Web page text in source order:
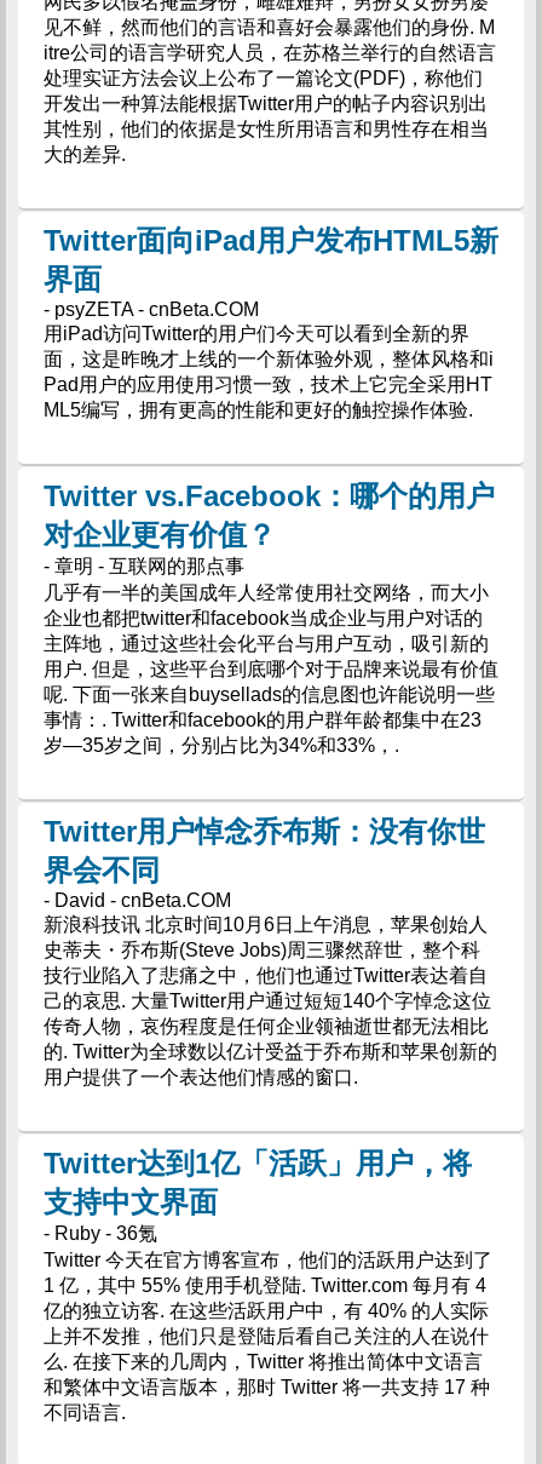
见不鲜，然而他们的言语和喜好会暴露他们的身份. M
itre公司的语言学研究人员，在苏格兰举行的自然语言
处理实证方法会议上公布了一篇论文(PDF)，称他们
开发出一种算法能根据Twitter用户的帖子内容识别出
其性别，他们的依据是女性所用语言和男性存在相当
大的差异.
Twitter面向iPad用户发布HTML5新
界面
- psyZETA - cnBeta.COM
用iPad访问Twitter的用户们今天可以看到全新的界
面，这是昨晚才上线的一个新体验外观，整体风格和i
Pad用户的应用使用习惯一致，技术上它完全采用HT
ML5编写，拥有更高的性能和更好的触控操作体验.
Twitter vs.Facebook：哪个的用户
对企业更有价值？
- 章明 - 互联网的那点事
几乎有一半的美国成年人经常使用社交网络，而大小
企业也都把twitter和facebook当成企业与用户对话的
主阵地，通过这些社会化平台与用户互动，吸引新的
用户. 但是，这些平台到底哪个对于品牌来说最有价值
呢. 下面一张来自buysellads的信息图也许能说明一些
事情：. Twitter和facebook的用户群年龄都集中在23
岁—35岁之间，分别占比为34%和33%，.
Twitter用户悼念乔布斯：没有你世
界会不同
- David - cnBeta.COM
新浪科技讯 北京时间10月6日上午消息，苹果创始人
史蒂夫・乔布斯(Steve Jobs)周三骤然辞世，整个科
技行业陷入了悲痛之中，他们也通过Twitter表达着自
己的哀思. 大量Twitter用户通过短短140个字悼念这位
传奇人物，哀伤程度是任何企业领袖逝世都无法相比
的. Twitter为全球数以亿计受益于乔布斯和苹果创新的
用户提供了一个表达他们情感的窗口.
Twitter达到1亿「活跃」用户，将
支持中文界面
- Ruby - 36氪
Twitter 今天在官方博客宣布，他们的活跃用户达到了
1 亿，其中 55% 使用手机登陆. Twitter.com 每月有 4
亿的独立访客. 在这些活跃用户中，有 40% 的人实际
上并不发推，他们只是登陆后看自己关注的人在说什
么. 在接下来的几周内，Twitter 将推出简体中文语言
和繁体中文语言版本，那时 Twitter 将一共支持 17 种
不同语言.